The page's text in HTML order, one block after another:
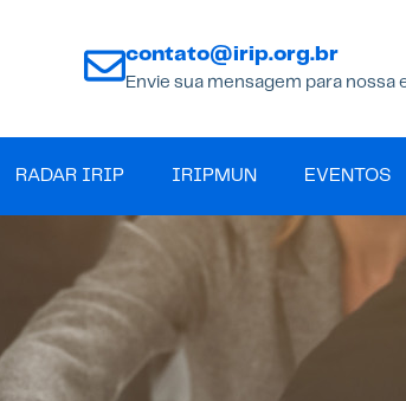
contato@irip.org.br
Envie sua mensagem para nossa
RADAR IRIP IRIPMUN EVENTOS